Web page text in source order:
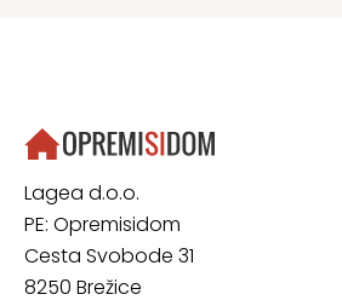
Lagea d.o.o.
PE: Opremisidom
Cesta Svobode 31
8250 Brežice